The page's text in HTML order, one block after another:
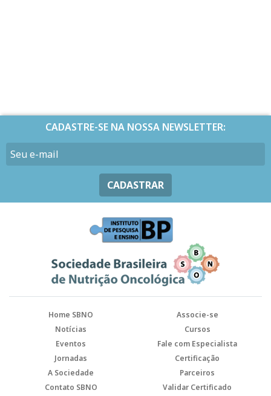
CADASTRE-SE NA NOSSA NEWSLETTER:
CADASTRAR
Home SBNO
Associe-se
Notícias
Cursos
Eventos
Fale com Especialista
Jornadas
Certificação
A Sociedade
Parceiros
Contato SBNO
Validar Certificado